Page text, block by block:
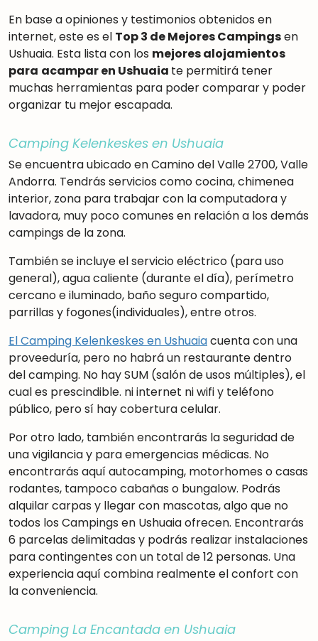
En base a opiniones y testimonios obtenidos en
internet, este es el Top 3 de Mejores Campingsen
Ushuaia. Esta lista con los mejores alojamientos
para acampar en Ushuaia te permitirá tener
muchas herramientas para poder comparar y poder
organizar tu mejor escapada.
Camping Kelenkeskes en Ushuaia
Se encuentra ubicado en Camino del Valle 2700, Valle
Andorra. Tendrás servicios como cocina, chimenea
interior, zona para trabajar con la computadora y
lavadora, muy poco comunes en relación a los demás
campings de la zona.
También se incluye el servicio eléctrico (para uso
general), agua caliente (durante el día), perímetro
cercano e iluminado, baño seguro compartido,
parrillas y fogones(individuales), entre otros.
El Camping Kelenkeskes en Ushuaiacuenta con una
proveeduría, pero no habrá un restaurante dentro
del camping. No hay SUM (salón de usos múltiples), el
cual es prescindible. ni internet ni wifi y teléfono
público, pero sí hay cobertura celular.
Por otro lado, también encontrarás la seguridad de
una vigilancia y para emergencias médicas. No
encontrarás aquí autocamping, motorhomes o casas
rodantes, tampoco cabañas o bungalow. Podrás
alquilar carpas y llegar con mascotas, algo que no
todos los Campings en Ushuaia ofrecen. Encontrarás
6 parcelas delimitadas y podrás realizar instalaciones
para contingentes con un total de 12 personas. Una
experiencia aquí combina realmente el confort con
la conveniencia.
Camping La Encantada en Ushuaia